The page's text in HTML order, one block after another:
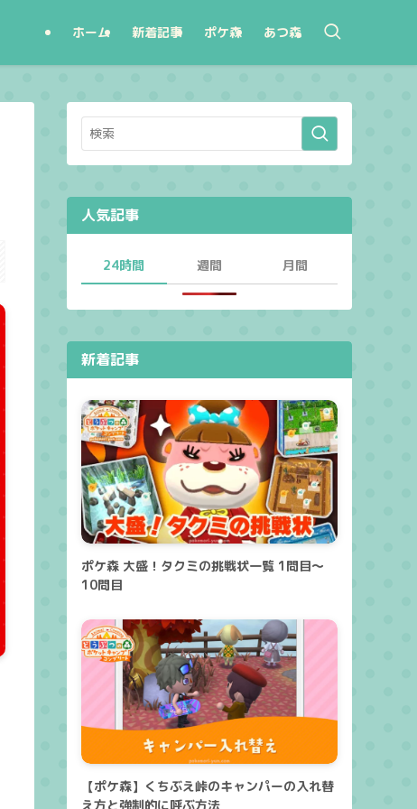
ホーム 新着記事 ポケ森 あつ森
人気記事
24時間 週間 月間
新着記事
ポケ森 大盛！タクミの挑戦状一覧 1問目～
10問目
【ポケ森】くちぶえ峠のキャンパーの入れ替
え方と強制的に呼ぶ方法